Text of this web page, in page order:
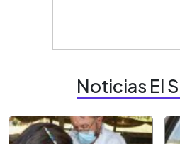
Noticias El